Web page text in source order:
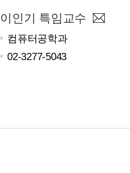
이인기 특임교수
컴퓨터공학과
02-3277-5043